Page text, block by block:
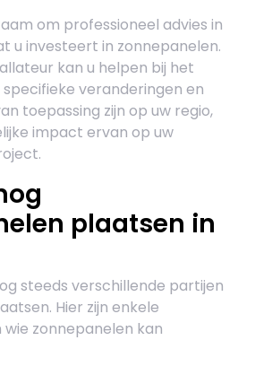
om professioneel advies in
u investeert in zonnepanelen.
kan u helpen bij het
veranderingen en
toepassing zijn op uw regio,
impact ervan op uw
plaatsen in
steeds verschillende partijen
Hier zijn enkele
zonnepanelen kan